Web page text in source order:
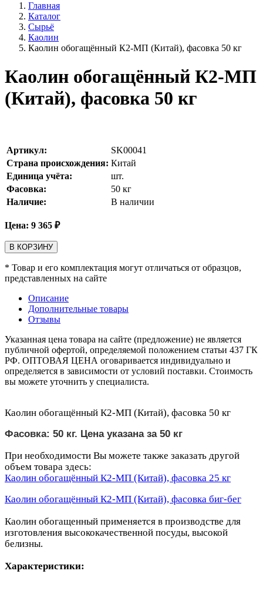
Главная
Каталог
Сырьё
Каолин
Каолин обогащённый К2-МП (Китай), фасовка 50 кг
Каолин обогащённый К2-МП
(Китай), фасовка 50 кг
Артикул:
SK00041
Страна происхождения: Китай
Единица учёта:
шт.
Фасовка:
50 кг
Наличие:
В наличии
Цена: 9 365 ₽
В КОРЗИНУ
* Товар и его комплектация могут отличаться от образцов,
представленных на сайте
Описание
Дополнительные товары
Отзывы
Указанная цена товара на сайте (предложение) не является
публичной офертой, определяемой положением статьи 437 ГК
РФ. ОПТОВАЯ ЦЕНА оговаривается индивидуально и
определяется в зависимости от условий поставки. Стоимость
вы можете уточнить у специалиста.
Каолин обогащённый К2-МП (Китай), фасовка 50 кг
Фасовка: 50 кг. Цена указана за 50 кг
При необходимости Вы можете также заказать другой
объем товара здесь:
Каолин обогащённый К2-МП (Китай), фасовка 25 кг
Каолин обогащённый К2-МП (Китай), фасовка биг-бег
Каолин обогащенный применяется в производстве для
изготовления высококачественной посуды, высокой
белизны.
Характеристики: